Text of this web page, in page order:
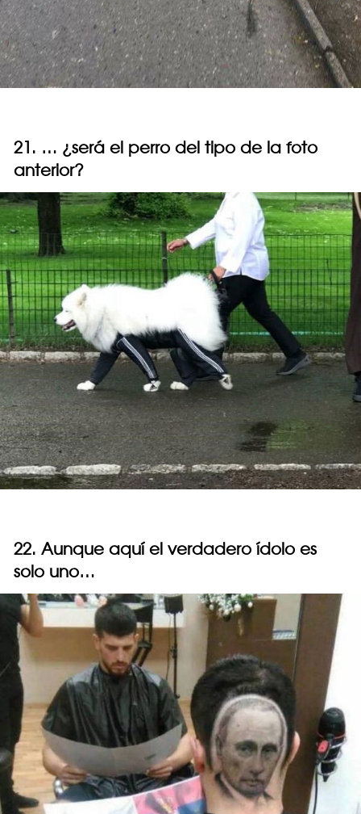
21. … ¿será el perro del tipo de la foto
anterior?
22. Aunque aquí el verdadero ídolo es
solo uno…